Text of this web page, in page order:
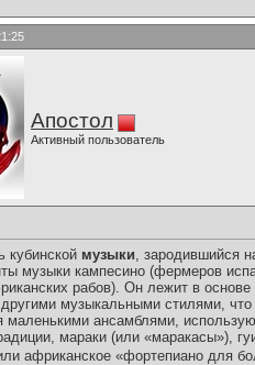
Апостол
Активный пользователь
кубинской музыки, зародившийся
музыки кампесино (фермеров
рабов). Он лежит в
музыкальными стилями, что
маленькими ансамблями,
мараки (или «маракасы»),
африканское «фортепиано для